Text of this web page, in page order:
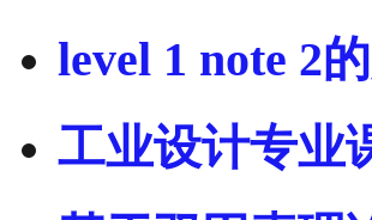
level 1 note 2
工业设计专业